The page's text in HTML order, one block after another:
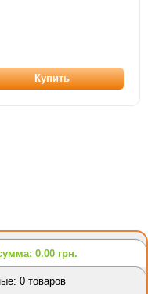
Купить
Design Orbita
0.00 грн.
0 товаров